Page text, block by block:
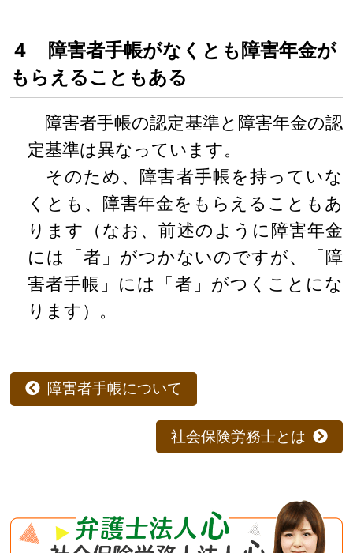
４ 障害者手帳がなくとも障害年金が
もらえることもある
障害者手帳の認定基準と障害年金の認
定基準は異なっています。
そのため、障害者手帳を持っていな
くとも、障害年金をもらえることもあ
ります（なお、前述のように障害年金
には「者」がつかないのですが、「障
害者手帳」には「者」がつくことにな
ります）。
障害者手帳について
社会保険労務士とは